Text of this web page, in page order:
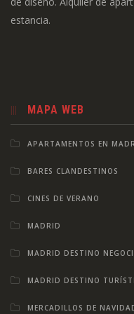
estancia.
MAPA WEB
APARTAMENTOS EN
BARES CLANDESTINOS
CINES DE VERANO
MADRID
MADRID DESTINO
MADRID DESTINO
MERCADILLOS DE